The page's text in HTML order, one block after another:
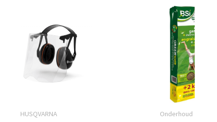
HUSQVARNA Onderhoud